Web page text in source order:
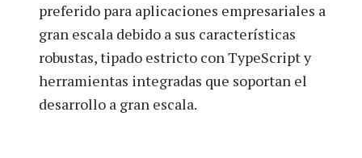
preferido para aplicaciones empresariales a
gran escala debido a sus características
robustas, tipado estricto con TypeScript y
herramientas integradas que soportan el
desarrollo a gran escala.